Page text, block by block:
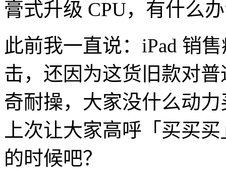
膏式升级 CPU，有什么
此前我一直说：iPad 销
击，还因为这货旧款对
奇耐操，大家没什么动
上次让大家高呼「买买
的时候吧？